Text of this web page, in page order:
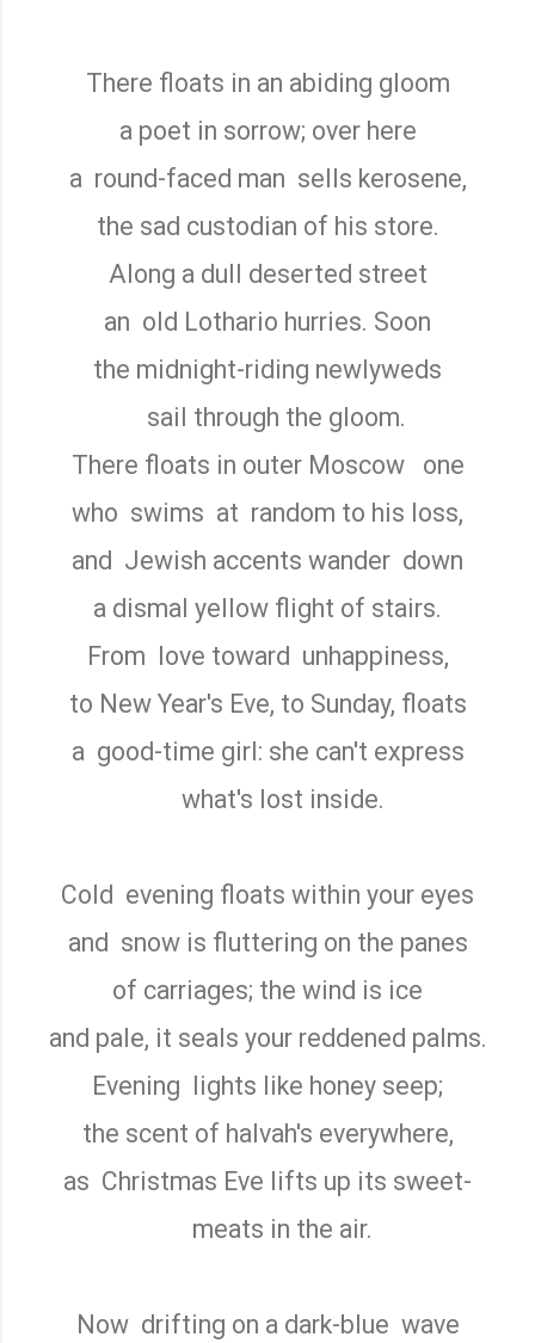
There floats in an abiding gloom
a poet in sorrow; over here
a round-faced man sells kerosene,
the sad custodian of his store.
Along a dull deserted street
an old Lothario hurries. Soon
the midnight-riding newlyweds
sail through the gloom.
There floats in outer Moscow
one
who swims at random to his loss,
and Jewish accents wander down
a dismal yellow flight of stairs.
From love toward unhappiness,
to New Year's Eve, to Sunday, floats
a good-time girl: she can't express
what's lost inside.
Cold evening floats within your eyes
and snow is fluttering on the panes
of carriages; the wind is ice
and pale, it seals your reddened palms.
Evening lights like honey seep;
the scent of halvah's everywhere,
as Christmas Eve lifts up its sweet-
meats in the air.
Now drifting on a dark-blue wave